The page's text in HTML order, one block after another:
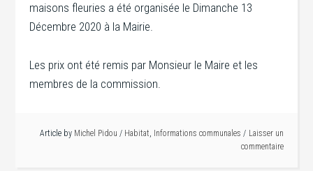
maisons fleuries a été organisée le Dimanche 13
Décembre 2020 à la Mairie.
Les prix ont été remis par Monsieur le Maire et les
membres de la commission.
Article by Michel Pidou / Habitat, Informations communales
Laisser un
commentaire